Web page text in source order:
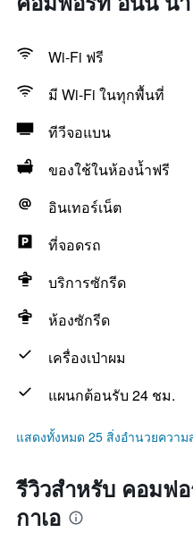
Wi-Fi ฟรี
มี Wi-Fi ในทุกพื้นที่
ทีวีจอแบน
ของใช้ในห้องน้ำฟรี
อินเทอร์เน็ต
ที่จอดรถ
บริการซักรีด
ห้องซักรีด
เครื่องเป่าผม
แผนกต้อนรับ 24 ชม.
แสดงทั้งหมด 25 สิ่งอำนวยความ
รีวิวสำหรับ คอมฟ
กาเอ